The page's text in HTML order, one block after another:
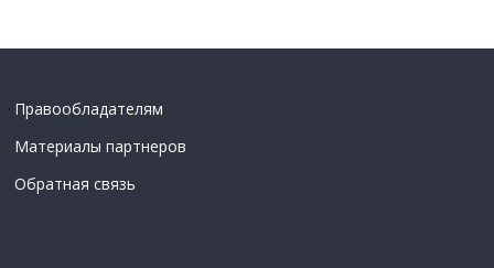
Правообладателям
Материалы партнеров
Обратная связь